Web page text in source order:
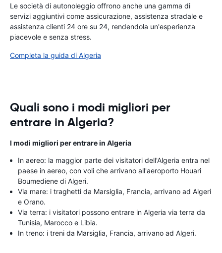
Le società di autonoleggio offrono anche una gamma di
servizi aggiuntivi come assicurazione, assistenza stradale e
assistenza clienti 24 ore su 24, rendendola un'esperienza
piacevole e senza stress.
Completa la guida di Algeria
Quali sono i modi migliori per
entrare in Algeria?
I modi migliori per entrare in Algeria
In aereo: la maggior parte dei visitatori dell'Algeria entra nel
paese in aereo, con voli che arrivano all'aeroporto Houari
Boumediene di Algeri.
Via mare: i traghetti da Marsiglia, Francia, arrivano ad Algeri
e Orano.
Via terra: i visitatori possono entrare in Algeria via terra da
Tunisia, Marocco e Libia.
In treno: i treni da Marsiglia, Francia, arrivano ad Algeri.